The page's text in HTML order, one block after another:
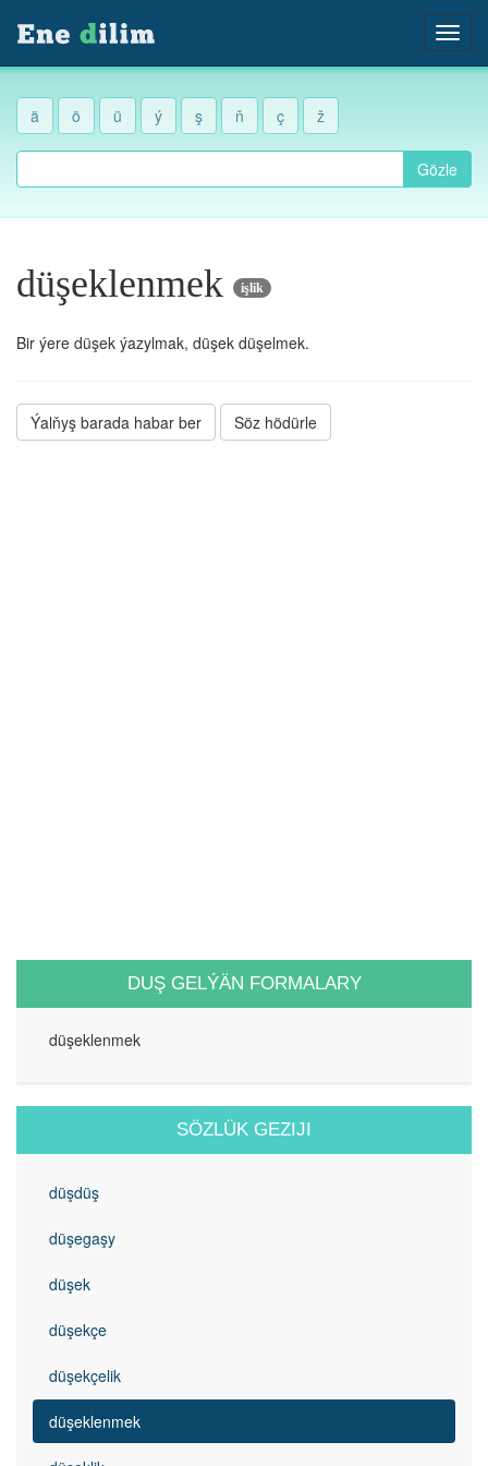
ä ö ü ý ş ň ç ž
Gözle
düşeklenmek işlik
Bir ýere düşek ýazylmak, düşek düşelmek.
Ýalňyş barada habar ber Söz hödürle
DUŞ GELÝÄN FORMALARY
düşeklenmek
SÖZLÜK GEZIJI
düşdüş
düşegaşy
düşek
düşekçe
düşekçelik
düşeklenmek